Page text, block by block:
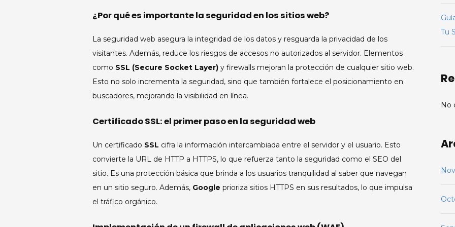
¿Por qué es importante la seguridad en los sitios web?
La seguridad web asegura la integridad de los datos y resguarda la privacidad de los
visitantes. Además, reduce los riesgos de accesos no autorizados al servidor. Elementos
como SSL (Secure Socket Layer) y firewalls mejoran la protección de cualquier sitio web.
Esto no solo incrementa la seguridad, sino que también fortalece el posicionamiento en
buscadores, mejorando la visibilidad en línea.
Certificado SSL: el primer paso en la seguridad web
Un certificado SSL cifra la información intercambiada entre el servidor y el usuario. Esto
convierte la URL de HTTP a HTTPS, lo que refuerza tanto la seguridad como el SEO del
sitio. Es una protección básica que brinda a los usuarios tranquilidad al saber que navegan
en un sitio seguro. Además, Google prioriza sitios HTTPS en sus resultados, lo que impulsa
el tráfico orgánico.
Tu
No